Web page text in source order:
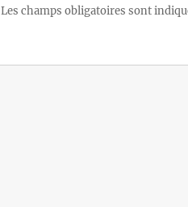
Les champs obligatoires sont